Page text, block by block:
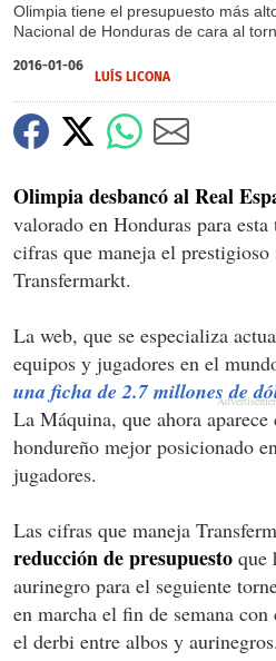
Olimpia tiene el presupuesto más
Nacional de Honduras de cara al
2016-01-06
LUÍS LICONA
Olimpia desbancó al Real
valorado en Honduras para
cifras que maneja el
Transfermarkt.
La web, que se especializa
equipos y jugadores en el
una ficha de 2.7 millones de
La Máquina, que ahora
hondureño mejor posicionado
jugadores.
Las cifras que maneja
reducción de presupuesto que
aurinegro para el seguiente
en marcha el fin de semana
el derbi entre albos y aurinegros.